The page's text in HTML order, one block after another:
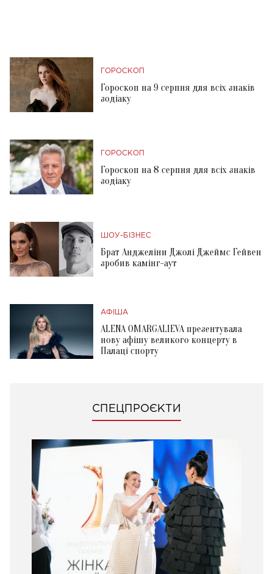
ГОРОСКОП
Гороскоп на 9 серпня для всіх знаків
зодіаку
ГОРОСКОП
Гороскоп на 8 серпня для всіх знаків
зодіаку
ШОУ-БІЗНЕС
Брат Анджеліни Джолі Джеймс Гейвен
зробив камінг-аут
АФІША
ALENA OMARGALIEVA презентувала
нову афішу великого концерту в
Палаці спорту
СПЕЦПРОЄКТИ